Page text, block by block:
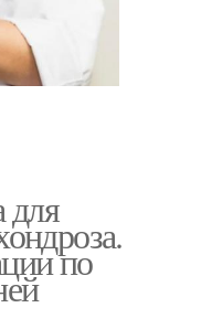
для
по